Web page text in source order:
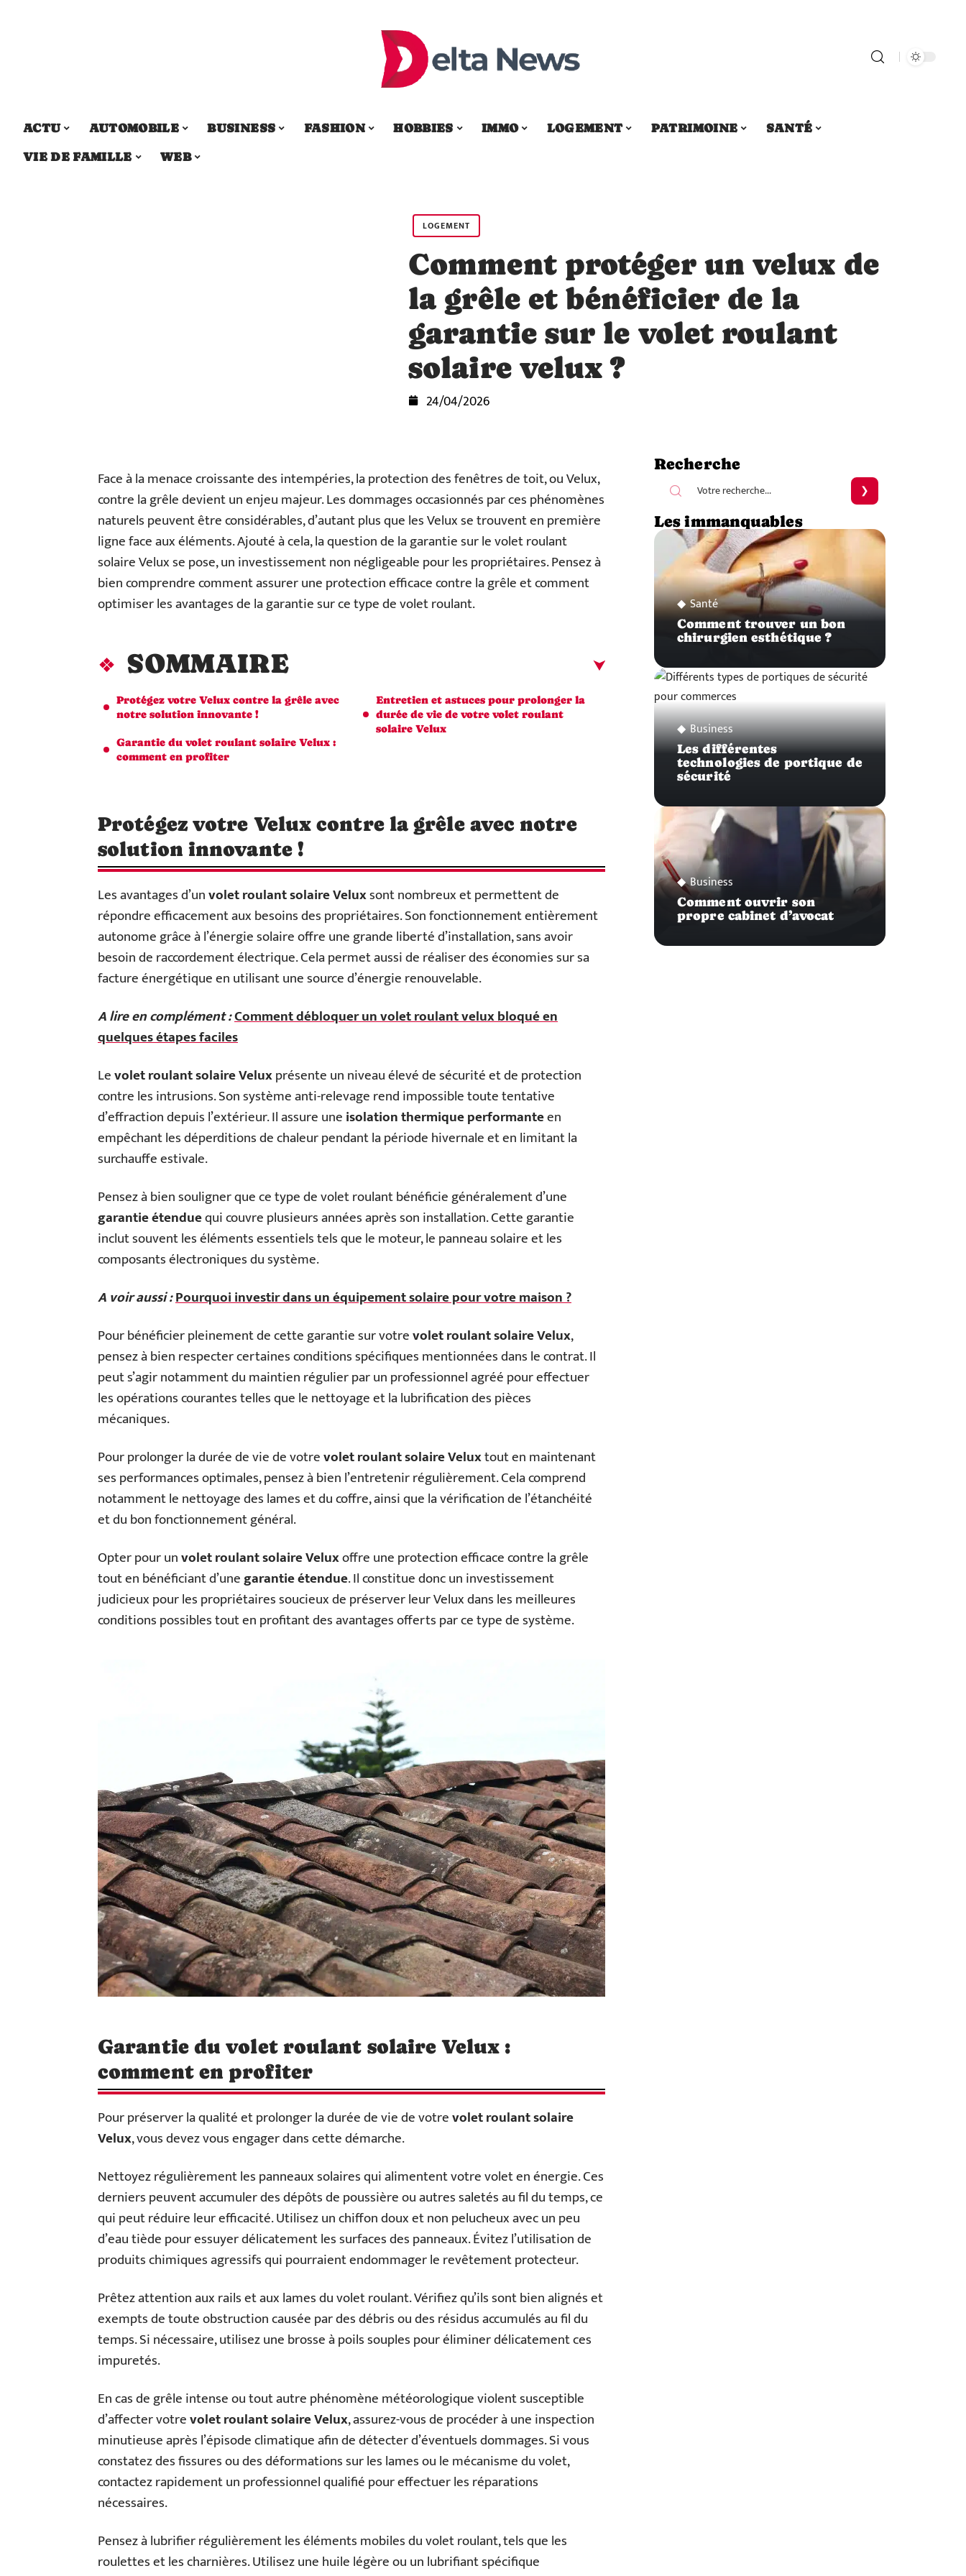
ACTU AUTOMOBILE BUSINESS FASHION HOBBIES IMMO LOGEMENT PATRIMOINE
SANTÉ
VIE DE FAMILLE
WEB
LOGEMENT
Comment protéger un velux de
la grêle et bénéficier de la
garantie sur le volet roulant
solaire velux ?
24/04/2026
Face à la menace croissante des intempéries, la protection des fenêtres de toit, ou Velux,
contre la grêle devient un enjeu majeur. Les dommages occasionnés par ces phénomènes
naturels peuvent être considérables, d’autant plus que les Velux se trouvent en première
ligne face aux éléments. Ajouté à cela, la question de la garantie sur le volet roulant
solaire Velux se pose, un investissement non négligeable pour les propriétaires. Pensez à
bien comprendre comment assurer une protection efficace contre la grêle et comment
optimiser les avantages de la garantie sur ce type de volet roulant.
SOMMAIRE
Protégez votre Velux contre la grêle avec
notre solution innovante !
Garantie du volet roulant solaire Velux :
comment en profiter
Entretien et astuces pour prolonger la
durée de vie de votre volet roulant
solaire Velux
Protégez votre Velux contre la grêle avec notre
solution innovante !
Les avantages d’unvolet roulant solaire Veluxsont nombreux et permettent de
répondre efficacement aux besoins des propriétaires. Son fonctionnement entièrement
autonome grâce à l’énergie solaire offre une grande liberté d’installation, sans avoir
besoin de raccordement électrique. Cela permet aussi de réaliser des économies sur sa
facture énergétique en utilisant une source d’énergie renouvelable.
A lire en complément :Comment débloquer un volet roulant velux bloqué en
quelques étapes faciles
Levolet roulant solaire Veluxprésente un niveau élevé de sécurité et de protection
contre les intrusions. Son système anti-relevage rend impossible toute tentative
d’effraction depuis l’extérieur. Il assure uneisolation thermique performanteen
empêchant les déperditions de chaleur pendant la période hivernale et en limitant la
surchauffe estivale.
Pensez à bien souligner que ce type de volet roulant bénéficie généralement d’une
garantie étenduequi couvre plusieurs années après son installation. Cette garantie
inclut souvent les éléments essentiels tels que le moteur, le panneau solaire et les
composants électroniques du système.
A voir aussi :Pourquoi investir dans un équipement solaire pour votre maison ?
Pour bénéficier pleinement de cette garantie sur votrevolet roulant solaire Velux,
pensez à bien respecter certaines conditions spécifiques mentionnées dans le contrat. Il
peut s’agir notamment du maintien régulier par un professionnel agréé pour effectuer
les opérations courantes telles que le nettoyage et la lubrification des pièces
mécaniques.
Pour prolonger la durée de vie de votrevolet roulant solaire Veluxtout en maintenant
ses performances optimales, pensez à bien l’entretenir régulièrement. Cela comprend
notamment le nettoyage des lames et du coffre, ainsi que la vérification de l’étanchéité
et du bon fonctionnement général.
Opter pour unvolet roulant solaire Veluxoffre une protection efficace contre la grêle
tout en bénéficiant d’unegarantie étendue. Il constitue donc un investissement
judicieux pour les propriétaires soucieux de préserver leur Velux dans les meilleures
conditions possibles tout en profitant des avantages offerts par ce type de système.
Garantie du volet roulant solaire Velux :
comment en profiter
Pour préserver la qualité et prolonger la durée de vie de votrevolet roulant solaire
Velux, vous devez vous engager dans cette démarche.
Nettoyez régulièrement les panneaux solaires qui alimentent votre volet en énergie. Ces
derniers peuvent accumuler des dépôts de poussière ou autres saletés au fil du temps, ce
qui peut réduire leur efficacité. Utilisez un chiffon doux et non pelucheux avec un peu
d’eau tiède pour essuyer délicatement les surfaces des panneaux. Évitez l’utilisation de
produits chimiques agressifs qui pourraient endommager le revêtement protecteur.
Prêtez attention aux rails et aux lames du volet roulant. Vérifiez qu’ils sont bien alignés et
exempts de toute obstruction causée par des débris ou des résidus accumulés au fil du
temps. Si nécessaire, utilisez une brosse à poils souples pour éliminer délicatement ces
impuretés.
En cas de grêle intense ou tout autre phénomène météorologique violent susceptible
d’affecter votrevolet roulant solaire Velux, assurez-vous de procéder à une inspection
minutieuse après l’épisode climatique afin de détecter d’éventuels dommages. Si vous
constatez des fissures ou des déformations sur les lames ou le mécanisme du volet,
contactez rapidement un professionnel qualifié pour effectuer les réparations
nécessaires.
Pensez à lubrifier régulièrement les éléments mobiles du volet roulant, tels que les
roulettes et les charnières. Utilisez une huile légère ou un lubrifiant spécifique
Recherche
Les immanquables
Santé
Comment trouver un bon
chirurgien esthétique ?
Business
Les différentes
technologies de portique de
sécurité
Business
Comment ouvrir son
propre cabinet d’avocat